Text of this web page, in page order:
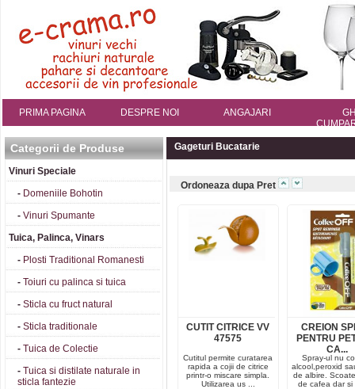
PRIMA PAGINA DESPRE NOI ANGAJARI
Categorii de Produse
Vinuri Speciale
- Domeniile Bohotin
- Vinuri Spumante
Tuica, Palinca, Vinars
- Plosti Traditional Romanesti
- Toiuri cu palinca si tuica
- Sticla cu fruct natural
- Sticla traditionale
- Tuica de Colectie
- Tuica si distilate naturale in
sticla fantezie
Gageturi Bucatarie
Ordoneaza dupa Pret
CUTIT CITRICE VV
47575
Cutitul permite curatarea
rapida a cojii de citrice
printr-o miscare simpla.
Utilizarea us ...
CREION
PENTRU
CA...
Spray-ul nu
alcool,peroxid
de albire.
de cafea dar si